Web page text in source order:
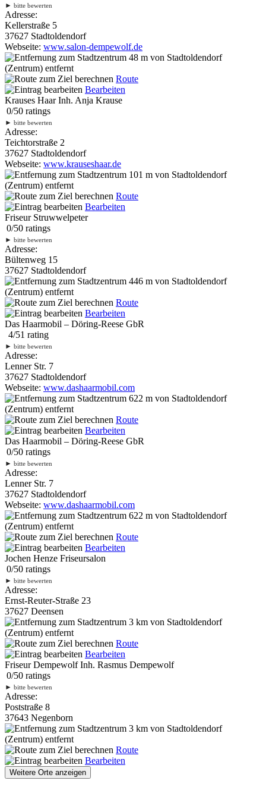
► bitte bewerten
Adresse:
Kellerstraße 5
37627 Stadtoldendorf
Webseite: www.salon-dempewolf.de
48 m von Stadtoldendorf
(Zentrum) entfernt
Route
Bearbeiten
Krauses Haar Inh. Anja Krause
0/50 ratings
► bitte bewerten
Adresse:
Teichtorstraße 2
37627 Stadtoldendorf
Webseite: www.krauseshaar.de
101 m von Stadtoldendorf
(Zentrum) entfernt
Route
Bearbeiten
Friseur Struwwelpeter
0/50 ratings
► bitte bewerten
Adresse:
Bültenweg 15
37627 Stadtoldendorf
446 m von Stadtoldendorf
(Zentrum) entfernt
Route
Bearbeiten
Das Haarmobil – Döring-Reese GbR
4/51 rating
► bitte bewerten
Adresse:
Lenner Str. 7
37627 Stadtoldendorf
Webseite: www.dashaarmobil.com
622 m von Stadtoldendorf
(Zentrum) entfernt
Route
Bearbeiten
Das Haarmobil – Döring-Reese GbR
0/50 ratings
► bitte bewerten
Adresse:
Lenner Str. 7
37627 Stadtoldendorf
Webseite: www.dashaarmobil.com
622 m von Stadtoldendorf
(Zentrum) entfernt
Route
Bearbeiten
Jochen Henze Friseursalon
0/50 ratings
► bitte bewerten
Adresse:
Ernst-Reuter-Straße 23
37627 Deensen
3 km von Stadtoldendorf
(Zentrum) entfernt
Route
Bearbeiten
Friseur Dempewolf Inh. Rasmus Dempewolf
0/50 ratings
► bitte bewerten
Adresse:
Poststraße 8
37643 Negenborn
3 km von Stadtoldendorf
(Zentrum) entfernt
Route
Bearbeiten
Weitere Orte anzeigen